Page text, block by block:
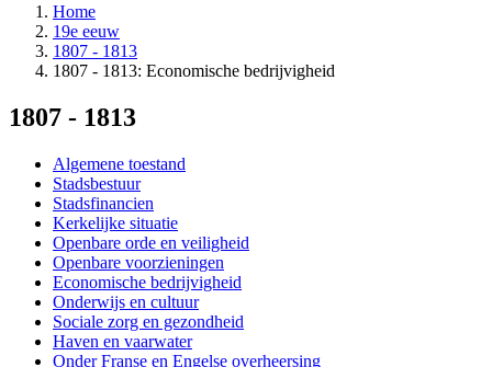
Home
19e eeuw
1807 - 1813
1807 - 1813: Economische bedrijvigheid
1807 - 1813
Algemene toestand
Stadsbestuur
Stadsfinancien
Kerkelijke situatie
Openbare orde en veiligheid
Openbare voorzieningen
Economische bedrijvigheid
Onderwijs en cultuur
Sociale zorg en gezondheid
Haven en vaarwater
Onder Franse en Engelse overheersing